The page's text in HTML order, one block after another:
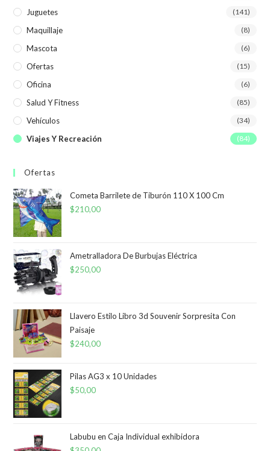
Juguetes (141)
Maquillaje (8)
Mascota (6)
Ofertas (15)
Oficina (6)
Salud Y Fitness (85)
Vehículos (34)
Viajes Y Recreación (84)
Ofertas
Cometa Barrilete de Tiburón 110 X 100 Cm
$210,00
Ametralladora De Burbujas Eléctrica
$250,00
Llavero Estilo Libro 3d Souvenir Sorpresita Con
Paisaje
$240,00
Pilas AG3 x 10 Unidades
$50,00
Labubu en Caja Individual exhibidora